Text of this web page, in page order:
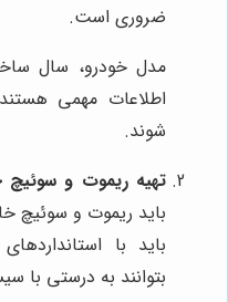
ضروری است.
مدل خودرو، سال
اطلاعات مهمی
شوند.
تهیه ریموت و سوئیچ
باید ریموت و سوئیچ
بتوانند به درستی با